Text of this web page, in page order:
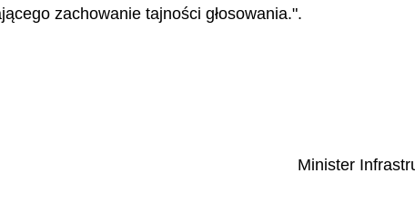
zachowanie tajności głosowania.".
Minister